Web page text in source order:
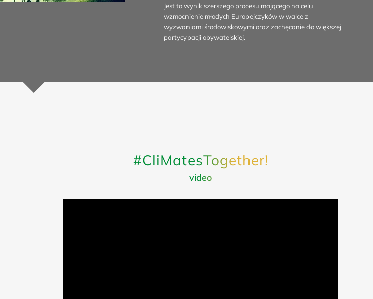
Jest to wynik szerszego procesu mającego na celu
wzmocnienie młodych Europejczyków w walce z
wyzwaniami środowiskowymi oraz zachęcanie do większej
partycypacji obywatelskiej.
#CliMatesTogether!
video